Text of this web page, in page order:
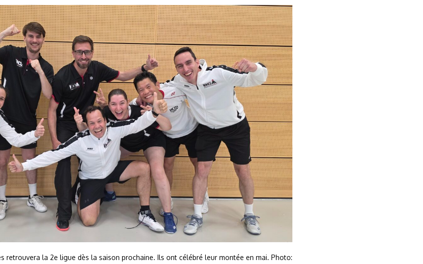
retrouvera la 2e ligue dès la saison prochaine. Ils ont célébré leur montée en mai. Photo: